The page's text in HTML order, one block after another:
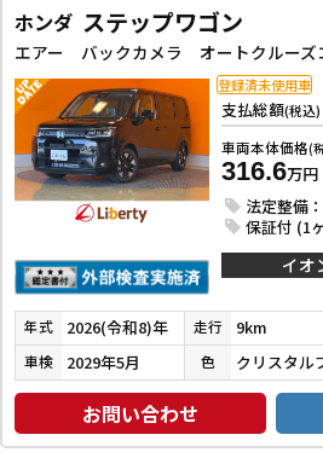
ホンダ ステップワゴン
支払総額(税込)
車両本体価格(
316.6万円
法定整備
保証付 (1
登録済未使用車
イオ
年式 2026(令和8)年 走行 9km
車検 2029年5月 色
お問い合わせ